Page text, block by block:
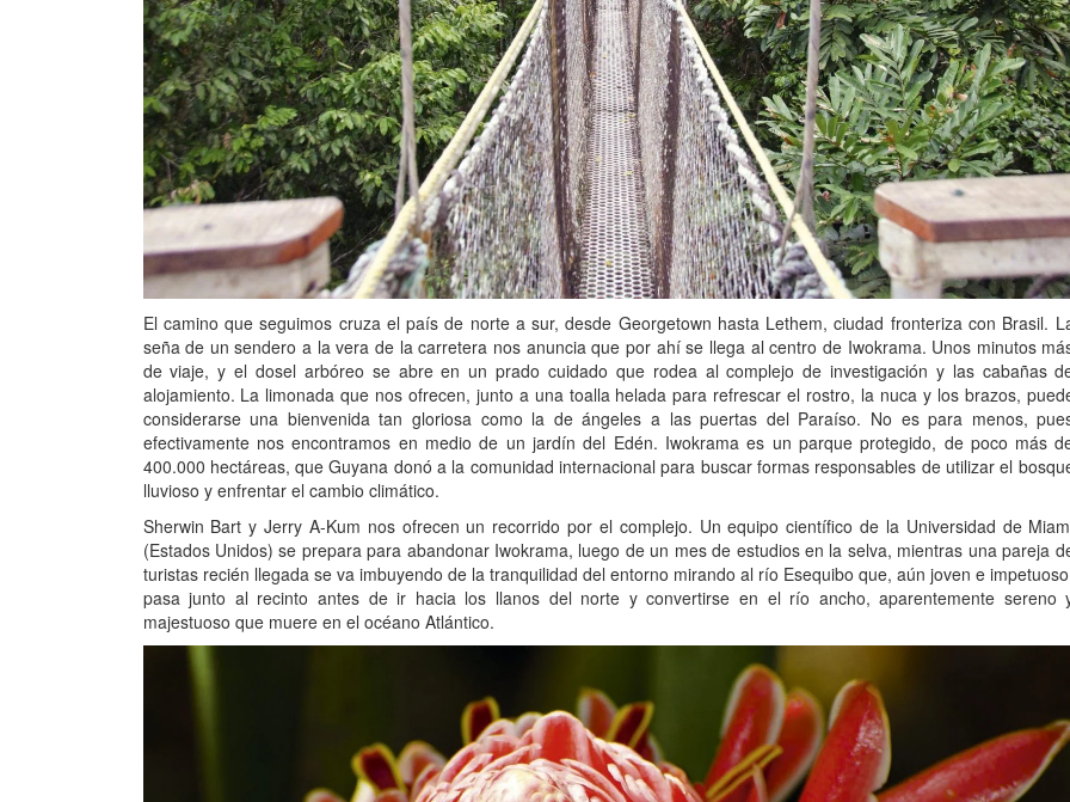
El camino que seguimos cruza el país de norte a sur, desde Georgetown hasta Lethem, ciudad fronteriza con Brasil.
seña de un sendero a la vera de la carretera nos anuncia que por ahí se llega al centro de Iwokrama. Unos minutos
de viaje, y el dosel arbóreo se abre en un prado cuidado que rodea al complejo de investigación y las cabañas
alojamiento. La limonada que nos ofrecen, junto a una toalla helada para refrescar el rostro, la nuca y los brazos,
considerarse una bienvenida tan gloriosa como la de ángeles a las puertas del Paraíso. No es para menos,
efectivamente nos encontramos en medio de un jardín del Edén. Iwokrama es un parque protegido, de poco más
400.000 hectáreas, que Guyana donó a la comunidad internacional para buscar formas responsables de utilizar el
lluvioso y enfrentar el cambio climático.
Sherwin Bart y Jerry A-Kum nos ofrecen un recorrido por el complejo. Un equipo científico de la Universidad de
(Estados Unidos) se prepara para abandonar Iwokrama, luego de un mes de estudios en la selva, mientras una pareja
turistas recién llegada se va imbuyendo de la tranquilidad del entorno mirando al río Esequibo que, aún joven e
pasa junto al recinto antes de ir hacia los llanos del norte y convertirse en el río ancho, aparentemente sereno
majestuoso que muere en el océano Atlántico.